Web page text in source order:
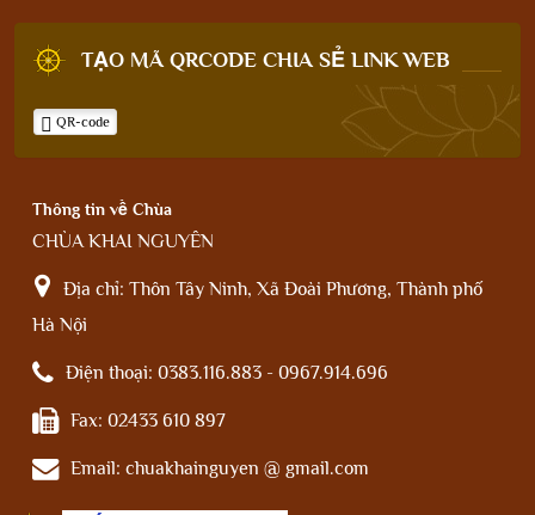
TẠO MÃ QRCODE CHIA SẺ LINK WEB
QR-code
Thông tin về Chùa
CHÙA KHAI NGUYÊN
Địa chỉ: Thôn Tây Ninh, Xã Đoài Phương, Thành phố
Hà Nội
Điện thoại: 0383.116.883 - 0967.914.696
Fax: 02433 610 897
Email: chuakhainguyen @ gmail.com